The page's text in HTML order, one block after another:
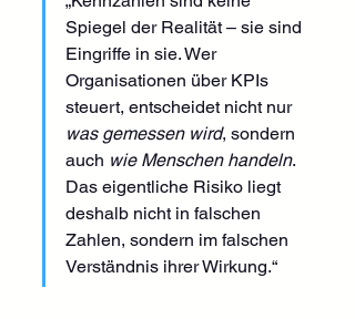
Spiegel der Realität – sie sind
Eingriffe in sie. Wer
Organisationen über KPIs
steuert, entscheidet nicht nur
was gemessen wird, sondern
auch wie Menschen handeln.
Das eigentliche Risiko liegt
deshalb nicht in falschen
Zahlen, sondern im falschen
Verständnis ihrer Wirkung.“